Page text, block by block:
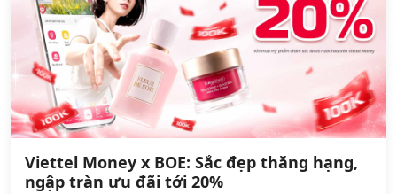
Viettel Money x BOE: Sắc đẹp thăng hạng,
ngập tràn ưu đãi tới 20%